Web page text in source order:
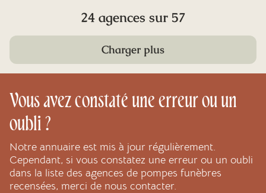
24 agences sur 57
Charger plus
Vous avez constaté une erreur ou un
oubli ?
Notre annuaire est mis à jour régulièrement.
Cependant, si vous constatez une erreur ou un oubli
dans la liste des agences de pompes funèbres
recensées, merci de nous contacter.